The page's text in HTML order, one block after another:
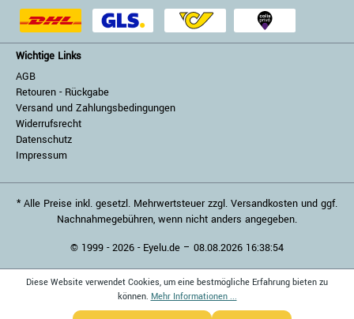
Wichtige Links
AGB
Retouren - Rückgabe
Versand und Zahlungsbedingungen
Widerrufsrecht
Datenschutz
Impressum
* Alle Preise inkl. gesetzl. Mehrwertsteuer zzgl. Versandkosten und ggf.
Nachnahmegebühren, wenn nicht anders angegeben.
© 1999 - 2026 - Eyelu.de – 08.08.2026 16:38:54
Diese Website verwendet Cookies, um eine bestmögliche Erfahrung bieten zu
können. Mehr Informationen ...